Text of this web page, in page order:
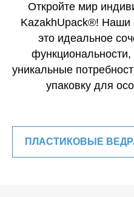
Откройте мир
KazakhUpack®! Наши
это идеальное
уникальные
упаковку для